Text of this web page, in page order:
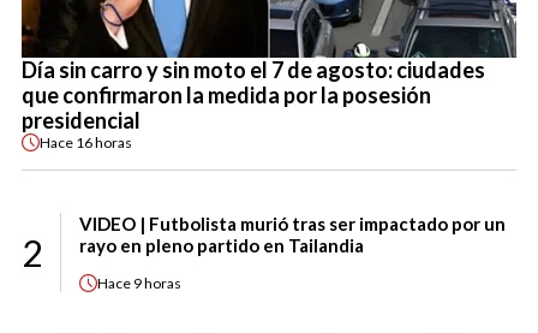
Día sin carro y sin moto el 7 de agosto: ciudades
que confirmaron la medida por la posesión
presidencial
Hace 16 horas
2
VIDEO | Futbolista murió tras ser impactado por un
rayo en pleno partido en Tailandia
Hace 9 horas